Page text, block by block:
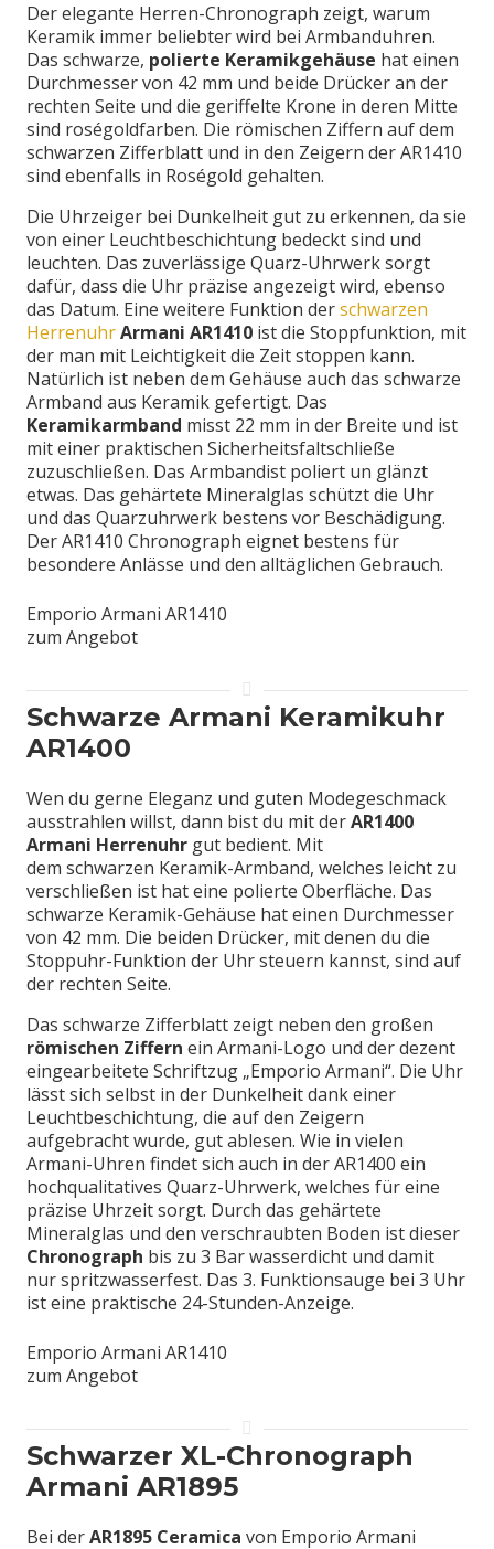
Der elegante Herren-Chronograph zeigt, warum
Keramik immer beliebter wird bei Armbanduhren.
Das schwarze, polierte Keramikgehäuse hat einen
Durchmesser von 42 mm und beide Drücker an der
rechten Seite und die geriffelte Krone in deren Mitte
sind roségoldfarben. Die römischen Ziffern auf dem
schwarzen Zifferblatt und in den Zeigern der AR1410
sind ebenfalls in Roségold gehalten.
Die Uhrzeiger bei Dunkelheit gut zu erkennen, da sie
von einer Leuchtbeschichtung bedeckt sind und
leuchten. Das zuverlässige Quarz-Uhrwerk sorgt
dafür, dass die Uhr präzise angezeigt wird, ebenso
das Datum. Eine weitere Funktion derschwarzen
HerrenuhrArmani AR1410 ist die Stoppfunktion, mit
der man mit Leichtigkeit die Zeit stoppen kann.
Natürlich ist neben dem Gehäuse auch das schwarze
Armband aus Keramik gefertigt. Das
Keramikarmband misst 22 mm in der Breite und ist
mit einer praktischen Sicherheitsfaltschließe
zuzuschließen. Das Armbandist poliert un glänzt
etwas. Das gehärtete Mineralglas schützt die Uhr
und das Quarzuhrwerk bestens vor Beschädigung.
Der AR1410 Chronograph eignet bestens für
besondere Anlässe und den alltäglichen Gebrauch.
Emporio Armani AR1410
zum Angebot
Schwarze Armani Keramikuhr
AR1400
Wen du gerne Eleganz und guten Modegeschmack
ausstrahlen willst, dann bist du mit derAR1400
Armani Herrenuhr gut bedient. Mit
dem schwarzen Keramik-Armband, welches leicht zu
verschließen ist hat eine polierte Oberfläche. Das
schwarze Keramik-Gehäuse hat einen Durchmesser
von 42 mm. Die beiden Drücker, mit denen du die
Stoppuhr-Funktion der Uhr steuern kannst, sind auf
der rechten Seite.
Das schwarze Zifferblatt zeigt neben den großen
römischen Ziffern ein Armani-Logo und der dezent
eingearbeitete Schriftzug „Emporio Armani“. Die Uhr
lässt sich selbst in der Dunkelheit dank einer
Leuchtbeschichtung, die auf den Zeigern
aufgebracht wurde, gut ablesen. Wie in vielen
Armani-Uhren findet sich auch in der AR1400 ein
hochqualitatives Quarz-Uhrwerk, welches für eine
präzise Uhrzeit sorgt. Durch das gehärtete
Mineralglas und den verschraubten Boden ist dieser
Chronograph bis zu 3 Bar wasserdicht und damit
nur spritzwasserfest. Das 3. Funktionsauge bei 3 Uhr
ist eine praktische 24-Stunden-Anzeige.
Emporio Armani AR1410
zum Angebot
Schwarzer XL-Chronograph
Armani AR1895
Bei derAR1895 Ceramica von Emporio Armani